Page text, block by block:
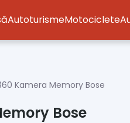
AutoturismeMotociclete
Kamera Memory Bose
Bose